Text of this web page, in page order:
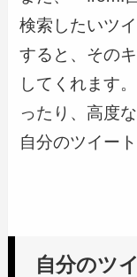
検索したいツ
すると、その
してくれます
ったり、高度
自分のツイー
自分のツ